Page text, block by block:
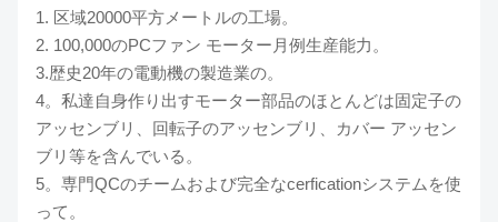
1. 区域20000平方メートルの工場。
2. 100,000のPCファン モーター月例生産能力。
3.歴史20年の電動機の製造業の。
4。私達自身作り出すモーター部品のほとんどは固定子の
アッセンブリ、回転子のアッセンブリ、カバー アッセン
ブリ等を含んでいる。
5。専門QCのチームおよび完全なcerficationシステムを使
って。